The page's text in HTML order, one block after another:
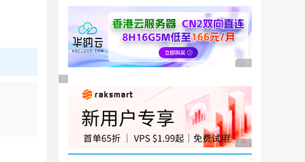
广告 商业广告，理性
广告 商业广告，理性选择
广告 商业广告，理性